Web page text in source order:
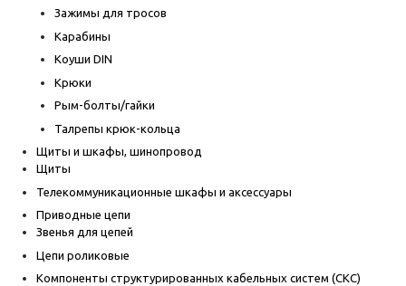
Зажимы для тросов
Карабины
Коуши DIN
Крюки
Рым-болты/гайки
Талрепы крюк-кольца
Щиты и шкафы, шинопровод
Щиты
Телекоммуникационные шкафы и аксессуары
Приводные цепи
Звенья для цепей
Цепи роликовые
Компоненты структурированных кабельных систем (СКС)